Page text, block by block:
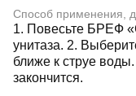
Способ применения,
1. Повесьте БРЕФ
унитаза. 2.
ближе к струе
закончится.